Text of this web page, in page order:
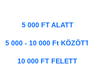
5 000 FT ALATT
5 000 - 10 000 Ft
10 000 FT FELETT